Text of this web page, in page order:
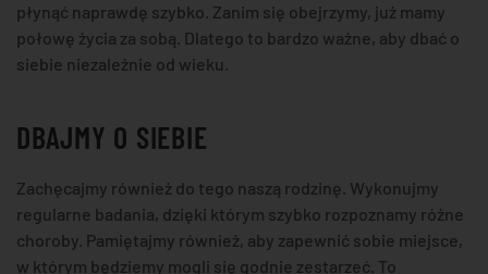
płynąć naprawdę szybko. Zanim się obejrzymy, już mamy
połowę życia za sobą. Dlatego to bardzo ważne, aby dbać o
siebie niezależnie od wieku.
DBAJMY O SIEBIE
Zachęcajmy również do tego naszą rodzinę. Wykonujmy
regularne badania, dzięki którym szybko rozpoznamy różne
choroby. Pamiętajmy również, aby zapewnić sobie miejsce,
w którym będziemy mogli się godnie zestarzeć. To